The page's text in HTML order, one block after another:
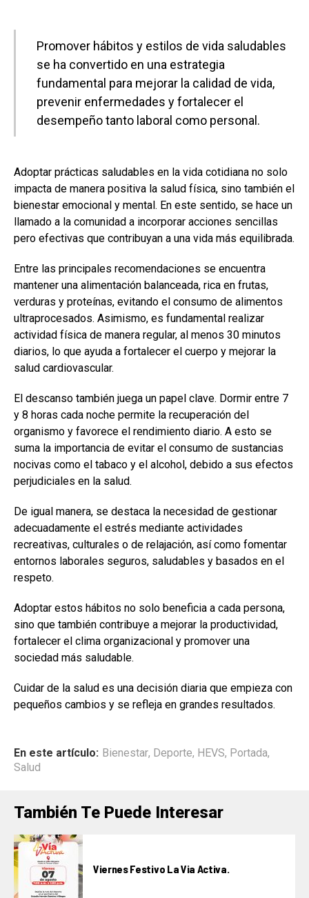
Promover hábitos y estilos de vida saludables
se ha convertido en una estrategia
fundamental para mejorar la calidad de vida,
prevenir enfermedades y fortalecer el
desempeño tanto laboral como personal.
Adoptar prácticas saludables en la vida cotidiana no solo
impacta de manera positiva la salud física, sino también el
bienestar emocional y mental. En este sentido, se hace un
llamado a la comunidad a incorporar acciones sencillas
pero efectivas que contribuyan a una vida más equilibrada.
Entre las principales recomendaciones se encuentra
mantener una alimentación balanceada, rica en frutas,
verduras y proteínas, evitando el consumo de alimentos
ultraprocesados. Asimismo, es fundamental realizar
actividad física de manera regular, al menos 30 minutos
diarios, lo que ayuda a fortalecer el cuerpo y mejorar la
salud cardiovascular.
El descanso también juega un papel clave. Dormir entre 7
y 8 horas cada noche permite la recuperación del
organismo y favorece el rendimiento diario. A esto se
suma la importancia de evitar el consumo de sustancias
nocivas como el tabaco y el alcohol, debido a sus efectos
perjudiciales en la salud.
De igual manera, se destaca la necesidad de gestionar
adecuadamente el estrés mediante actividades
recreativas, culturales o de relajación, así como fomentar
entornos laborales seguros, saludables y basados en el
respeto.
Adoptar estos hábitos no solo beneficia a cada persona,
sino que también contribuye a mejorar la productividad,
fortalecer el clima organizacional y promover una
sociedad más saludable.
Cuidar de la salud es una decisión diaria que empieza con
pequeños cambios y se refleja en grandes resultados.
En este artículo: Bienestar, Deporte, HEVS, Portada,
Salud
También Te Puede Interesar
Viernes Festivo La Via Activa.